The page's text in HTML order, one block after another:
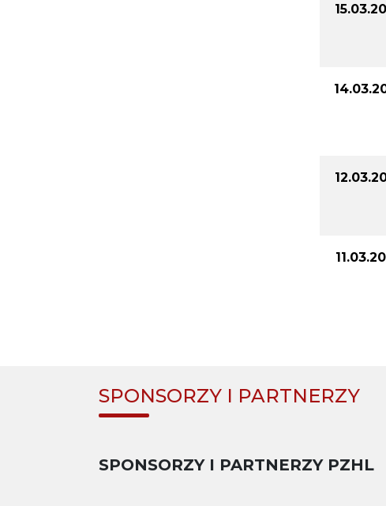
SPONSORZY I PARTNERZY
SPONSORZY I PARTNERZY PZHL